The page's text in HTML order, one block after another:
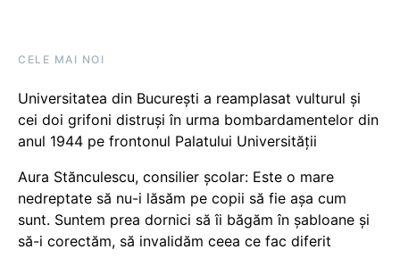
CELE MAI NOI
Universitatea din București a reamplasat vulturul și
cei doi grifoni distruși în urma bombardamentelor din
anul 1944 pe frontonul Palatului Universității
Aura Stănculescu, consilier școlar: Este o mare
nedreptate să nu-i lăsăm pe copii să fie așa cum
sunt. Suntem prea dornici să îi băgăm în șabloane și
să-i corectăm, să invalidăm ceea ce fac diferit